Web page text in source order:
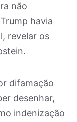
não
havia
revelar os
difamação
desenhar,
indenização